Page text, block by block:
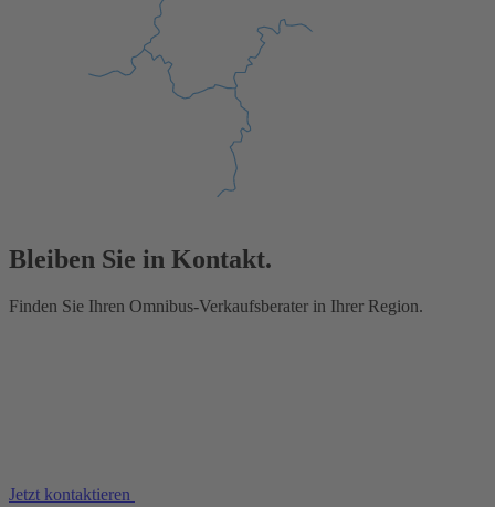
Bleiben Sie in Kontakt.
Finden Sie Ihren Omnibus-Verkaufsberater in Ihrer Region.
Jetzt kontaktieren